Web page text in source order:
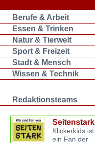
Berufe & Arbeit
Essen & Trinken
Natur & Tierwelt
Sport & Freizeit
Stadt & Mensch
Wissen & Technik
Redaktionsteams
Seitenstark
Klickerkids ist
ein Fan der